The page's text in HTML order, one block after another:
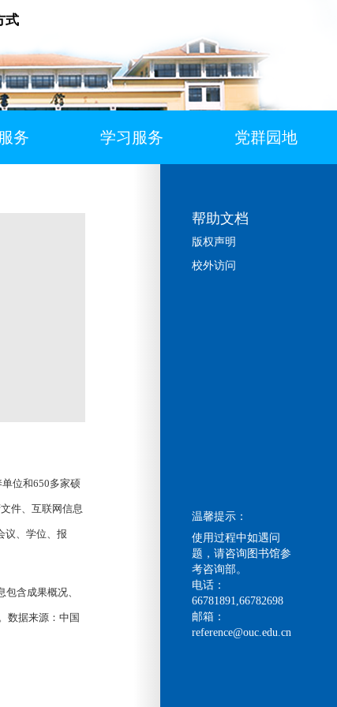
式
务 学习服务 党群园地
位和650多家硕
件、互联网信息
议、学位、报
含成果概况、
数据来源：中国
帮助文档
版权声明
校外访问
温馨提示：
使用过程中如遇问
题，请咨询图书馆参
考咨询部。
电话：
66781891,66782698
邮箱：
reference@ouc.edu.cn